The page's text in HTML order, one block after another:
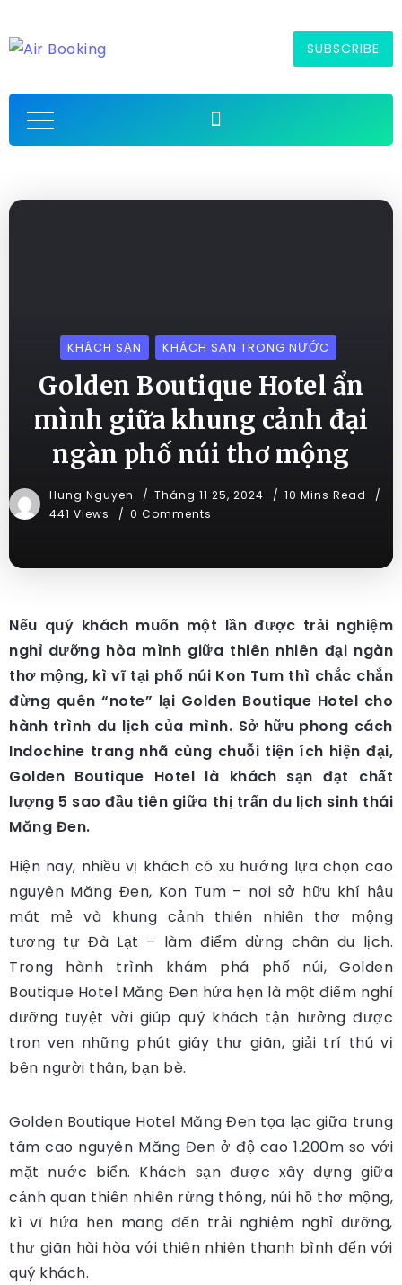
SUBSCRIBE
KHÁCH SẠN KHÁCH SẠN TRONG NƯỚC
Golden Boutique Hotel ẩn
mình giữa khung cảnh đại
ngàn phố núi thơ mộng
Hung Nguyen Tháng 11 25, 2024
10 Mins Read
441 Views
0 Comments
Nếu quý khách muốn một lần được trải nghiệm
nghỉ dưỡng hòa mình giữa thiên nhiên đại ngàn
thơ mộng, kì vĩ tại phố núi Kon Tum thì chắc chắn
đừng quên “note” lại Golden Boutique Hotel cho
hành trình du lịch của mình. Sở hữu phong cách
Indochine trang nhã cùng chuỗi tiện ích hiện đại,
Golden Boutique Hotel là khách sạn đạt chất
lượng 5 sao đầu tiên giữa thị trấn du lịch sinh thái
Măng Đen.
Hiện nay, nhiều vị khách có xu hướng lựa chọn cao
nguyên Măng Đen, Kon Tum – nơi sở hữu khí hậu
mát mẻ và khung cảnh thiên nhiên thơ mộng
tương tự Đà Lạt – làm điểm dừng chân du lịch.
Trong hành trình khám phá phố núi, Golden
Boutique Hotel Măng Đen hứa hẹn là một điểm nghỉ
dưỡng tuyệt vời giúp quý khách tận hưởng được
trọn vẹn những phút giây thư giãn, giải trí thú vị
bên người thân, bạn bè.
Golden Boutique Hotel Măng Đen tọa lạc giữa trung
tâm cao nguyên Măng Đen ở độ cao 1.200m so với
mặt nước biển. Khách sạn được xây dựng giữa
cảnh quan thiên nhiên rừng thông, núi hồ thơ mộng,
kì vĩ hứa hẹn mang đến trải nghiệm nghỉ dưỡng,
thư giãn hài hòa với thiên nhiên thanh bình đến với
quý khách.